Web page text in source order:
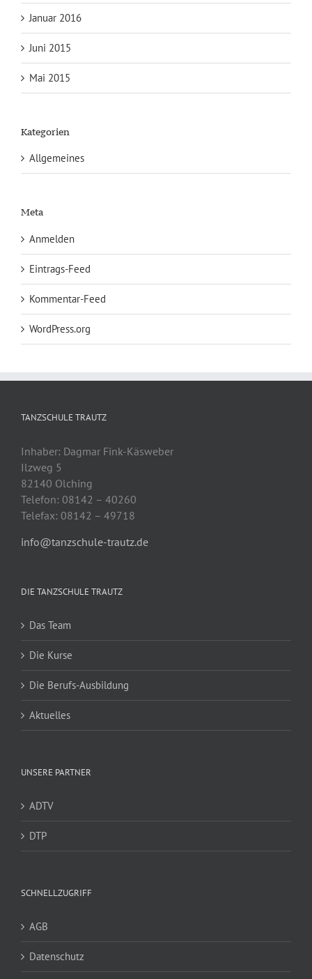
Januar 2016
Juni 2015
Mai 2015
Kategorien
Allgemeines
Meta
Anmelden
Eintrags-Feed
Kommentar-Feed
WordPress.org
TANZSCHULE TRAUTZ
Inhaber: Dagmar Fink-Käsweber
Ilzweg 5
82140 Olching
Telefon: 08142 – 40260
Telefax: 08142 – 49718
info@tanzschule-trautz.de
DIE TANZSCHULE TRAUTZ
Das Team
Die Kurse
Die Berufs-Ausbildung
Aktuelles
UNSERE PARTNER
ADTV
DTP
SCHNELLZUGRIFF
AGB
Datenschutz